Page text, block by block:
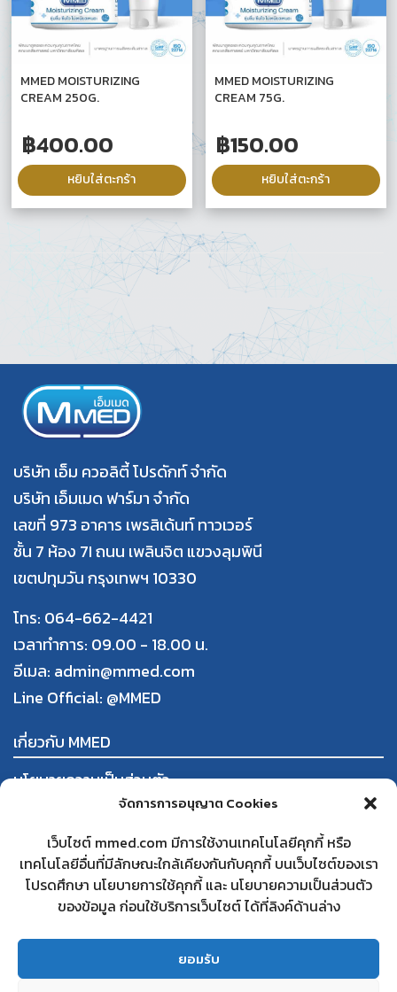
จัดการการอนุญาต Cookies
เว็บไซต์ mmed.com มีการใช้งานเทคโนโลยีคุกกี้ หรือ
เทคโนโลยีอื่นที่มีลักษณะใกล้เคียงกันกับคุกกี้ บนเว็บไซต์ของเรา
โปรดศึกษา นโยบายการใช้คุกกี้ และ นโยบายความเป็นส่วนตัว
ของข้อมูล ก่อนใช้บริการเว็บไซต์ ได้ที่ลิงค์ด้านล่าง
ยอมรับ
MMED MOISTURIZING
CREAM 250G.
฿400.00
หยิบใส่ตะกร้า
MMED MOISTURIZING
CREAM 75G.
฿150.00
หยิบใส่ตะกร้า
บริษัท เอ็ม ควอลิตี้ โปรดักท์ จำกัด
บริษัท เอ็มเมด ฟาร์มา จำกัด
เลขที่ 973 อาคาร เพรสิเด้นท์ ทาวเวอร์
ชั้น 7 ห้อง 7I ถนน เพลินจิต แขวงลุมพินี
เขตปทุมวัน กรุงเทพฯ 10330
โทร: 064-662-4421
เวลาทำการ: 09.00 - 18.00 น.
อีเมล: admin@mmed.com
Line Official: @MMED
เกี่ยวกับ MMED
นโยบายความเป็นส่วนตัว
ข้อกำหนดและเงื่อนไขการใช้งาน
การสั่งซื้อและชำระสินค้า
นโยบายการคืนสินค้าและคืนเงิน
ใบทะเบียนพาณิชย์
ติดต่อเรา